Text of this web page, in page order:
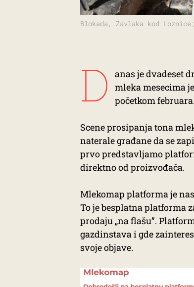
Blokada, Zavlaka kod
D
anas je dvadeset
mleka mesecima
početkom februara.
Scene prosipanja tona
naterale građane da se
prvo predstavljamo
direktno od proizvođača.
Mlekomap platforma je
To je besplatna platforma
prodaju „na flašu”.
gazdinstava i gde
svoje objave.